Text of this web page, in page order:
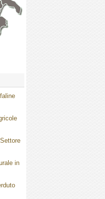
in